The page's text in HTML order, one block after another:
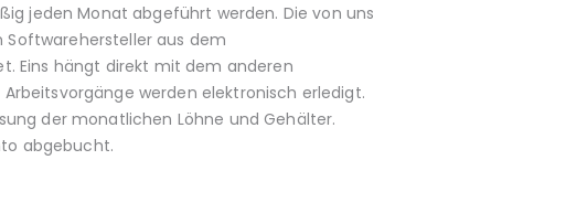
jeden Monat abgeführt werden. Die von uns
Softwarehersteller aus dem
Eins hängt direkt mit dem anderen
werden elektronisch erledigt.
der monatlichen Löhne und Gehälter.
abgebucht.